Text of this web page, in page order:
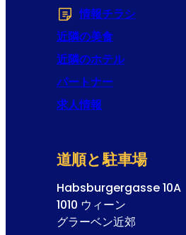
情報チラシ
近隣の美食
近隣のホテル
パートナー
求人情報
道順と駐車場
Habsburgergasse 10A
1010 ウィーン
グラーベン近郊